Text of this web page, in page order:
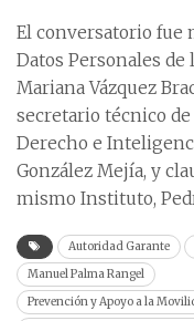
El conversatorio fue
Datos Personales de
Mariana Vázquez
secretario técnico
Derecho e
González Mejía, y
mismo Instituto,
Autoridad Garante
Manuel Palma Rangel
Prevención y Apoyo a la